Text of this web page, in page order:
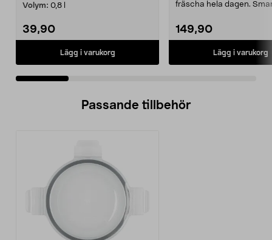
Volym: 0,8 l
39,90
Lägg i varukorg
fräscha hela dagen.
149,90
Lägg i varukorg
Passande tillbehör